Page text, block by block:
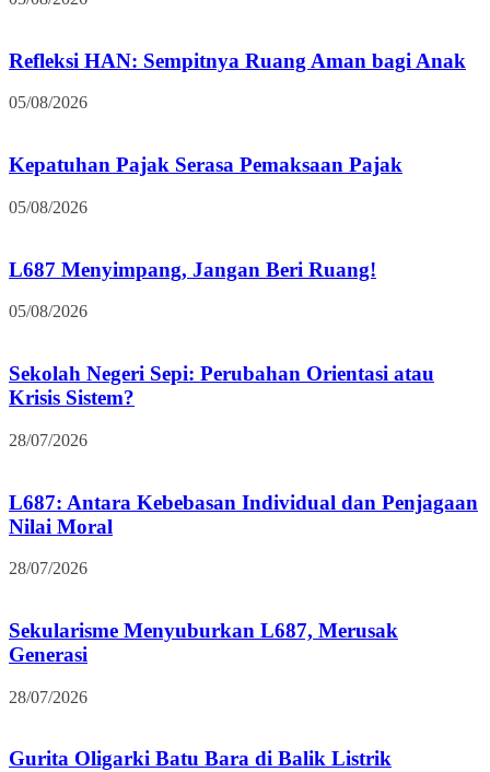
Refleksi HAN: Sempitnya Ruang Aman bagi Anak
05/08/2026
Kepatuhan Pajak Serasa Pemaksaan Pajak
05/08/2026
L687 Menyimpang, Jangan Beri Ruang!
05/08/2026
Sekolah Negeri Sepi: Perubahan Orientasi atau
Krisis Sistem?
28/07/2026
L687: Antara Kebebasan Individual dan Penjagaan
Nilai Moral
28/07/2026
Sekularisme Menyuburkan L687, Merusak
Generasi
28/07/2026
Gurita Oligarki Batu Bara di Balik Listrik